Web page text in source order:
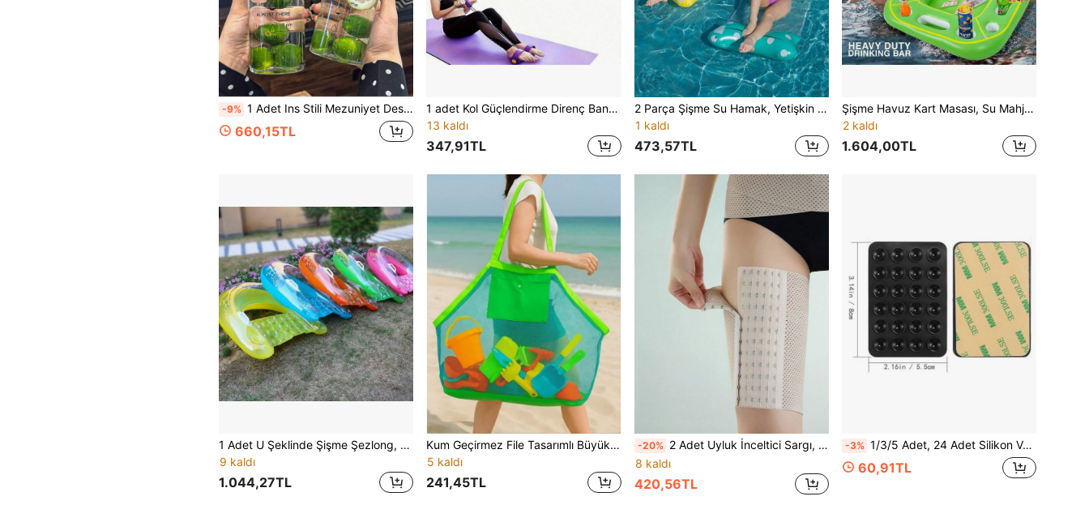
-9% 1 Adet Ins Stili Mezuniyet Desenli Cam Bardak, Ahşap Desenli Kapaklı Taşınabilir Yüksek Borosilikat Cam Su Bardağı, Şeffaf Minimalist, Kadınlar ve Ofis Çalışanları İçin, Ofis Kullanımına Uygun
660,15TL
1 adet Kol Güçlendirme Direnç Bandı, Bacak Çekme Yardımcı Aleti, Karın Kaslarını Çalıştırma Aleti
13 kaldı
347,91TL
2 Parça Şişme Su Hamak, Yetişkin Şişme Su Yatağı, Katlanabilir Şişme Yaylı Su Şamandırası, Havuz Şişme Eşyası, Plaj Malzemeleri, Havuz Şamandırası
1 kaldı
473,57TL
Şişme Havuz Kart Masası, Su Mahjong Masası, Bardak Tutuculu Poker Masası, Parti ve Eğlence İçin [Tek Beden, Rastgele Renk ve Stil]
2 kaldı
1.604,00TL
1 Adet U Şeklinde Şişme Şezlong, Su İçin PVC Koltuk Hamak, Yetişkinler İçin Şişme Yüzme Şamandırası
9 kaldı
1.044,27TL
Kum Geçirmez File Tasarımlı Büyük Kapasiteli Plaj Çantası, Yüzme Havuzu ve Seyahat Kullanımı İçin Mükemmel. Kolay Düzenleme İçin Çoklu Cepler. Aile Tatilleri İçin Temel Plaj Çantası
5 kaldı
241,45TL
-20% 2 Adet Uyluk İnceltici Sargı, Bacak Şekillendirici Sıkıştırma Bantları, Zayıflama Pantolonu, Bel ve Uyluk İnceltici
8 kaldı
420,56TL
-3% 1/3/5 Adet, 24 Adet Silikon Vantuz, Minimalist, Vantuzlu Yapışkan, Kaymaz, Telefon Kılıfı, Taşınabilir, Hareketli Telefon Standı, Kare
60,91TL